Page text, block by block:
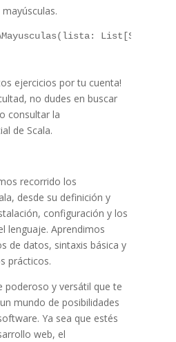
ejercicios por tu cuenta!
no dudes en buscar
consultar la
de Scala.
recorrido los
desde su definición y
configuración y los
lenguaje. Aprendimos
de datos, sintaxis básica y
prácticos.
poderoso y versátil que te
mundo de posibilidades
Ya sea que estés
web, el